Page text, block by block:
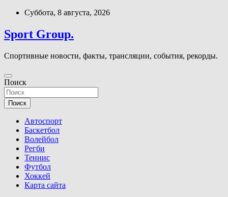
Перейти
содержимому
Суббота, 8 августа, 2026
Sport Group.
Спортивные новости, факты, трансляции, события, рекорды.
Поиск
Поиск
Автоспорт
Баскетбол
Волейбол
Регби
Теннис
Футбол
Хоккей
Карта сайта